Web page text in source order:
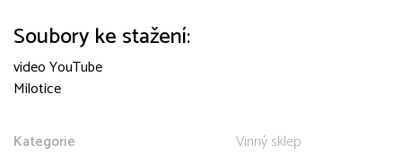
Soubory ke stažení:
video YouTube
Milotice
Kategorie
Vinný sklep